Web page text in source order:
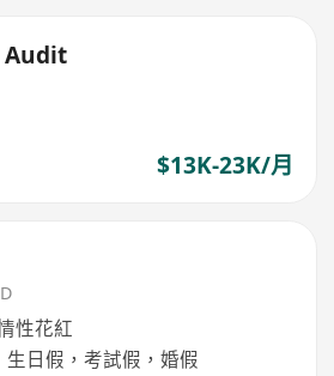
Audit
$13K-23K/月
性花紅
日假，考試假，婚假